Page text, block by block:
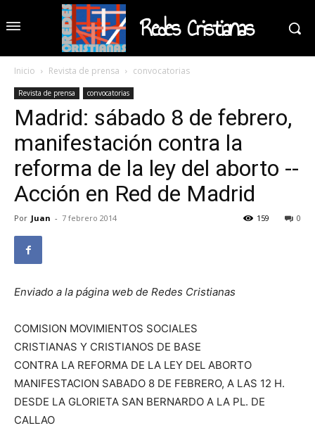
Redes Cristianas
Inicio Revista de prensa convocatorias
Revista de prensa convocatorias
Madrid: sábado 8 de febrero,
manifestación contra la
reforma de la ley del aborto --
Acción en Red de Madrid
Por Juan - 7 febrero 2014 0
159
Enviado a la página web de Redes Cristianas
COMISION MOVIMIENTOS SOCIALES
CRISTIANAS Y CRISTIANOS DE BASE
CONTRA LA REFORMA DE LA LEY DEL ABORTO
MANIFESTACION SABADO 8 DE FEBRERO, A LAS 12 H.
DESDE LA GLORIETA SAN BERNARDO A LA PL. DE
CALLAO